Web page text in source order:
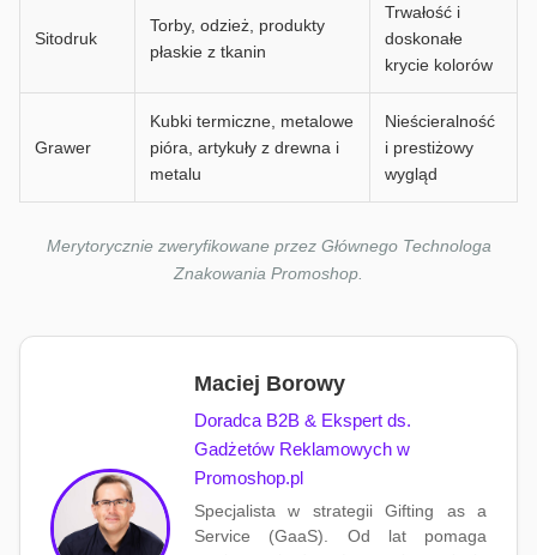
Sitodruk
Torby, odzież, produkty
płaskie z tkanin
Trwałość i
doskonałe
krycie kolorów
Grawer
Kubki termiczne, metalowe
pióra, artykuły z drewna i
metalu
Nieścieralność
i prestiżowy
wygląd
Merytorycznie zweryfikowane przez Głównego Technologa
Znakowania Promoshop.
Maciej Borowy
Doradca B2B & Ekspert ds.
Gadżetów Reklamowych w
Promoshop.pl
Specjalista w strategii Gifting as a
Service (GaaS). Od lat pomaga